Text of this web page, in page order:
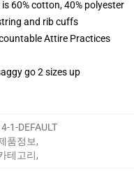
60% cotton, 40% polyester
and rib cuffs
Attire Practices
go 2 sizes up
1-DEFAULT
품정보,
테고리,